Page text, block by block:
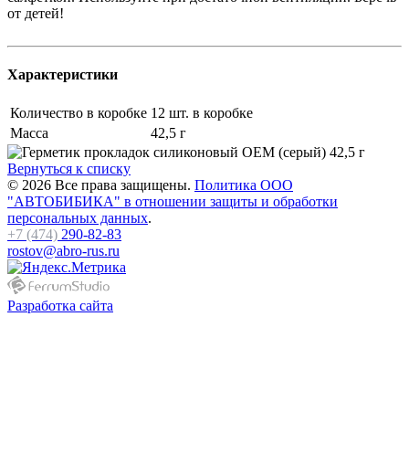
от детей!
Характеристики
Количество в коробке 12 шт. в коробке
Масса
42,5 г
Вернуться к списку
© 2026 Все права защищены. Политика ООО
"АВТОБИБИКА" в отношении защиты и обработки
персональных данных.
+7 (474) 290-82-83
rostov@abro-rus.ru
Разработка сайта